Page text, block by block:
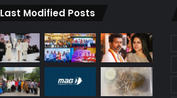
Last Modified Posts